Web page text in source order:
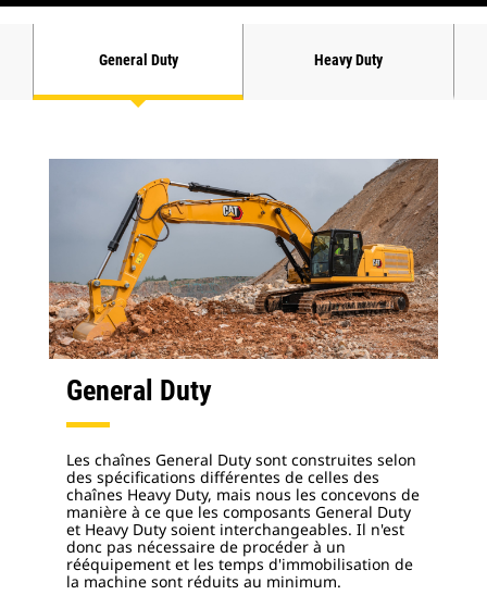
General Duty Heavy Duty
General Duty
Les chaînes General Duty sont construites selon
des spécifications différentes de celles des
chaînes Heavy Duty, mais nous les concevons de
manière à ce que les composants General Duty
et Heavy Duty soient interchangeables. Il n'est
donc pas nécessaire de procéder à un
rééquipement et les temps d'immobilisation de
la machine sont réduits au minimum.